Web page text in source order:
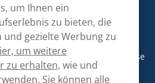
12-13) Mi/Do: 10:30-19 Uhr (Pause
17 Uhr (Pause 12-13)
um Ihnen ein
zu bieten, die
gezielte Werbung zu
um weitere
zu erhalten, wie und
Sie können alle